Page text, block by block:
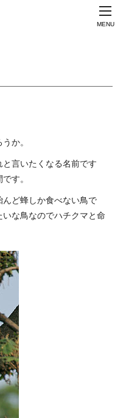
MENU
か。
言いたくなる名前です
す。
ど蜂しか食べない鳥で
な鳥なのでハチクマと命